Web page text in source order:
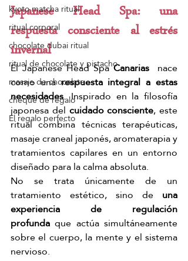
kyoto matcha ritual
ritual corporal
chocolate dubai ritual
ritual de chocolate y pistacho
masaje de chocolate
cheque de regalo
El regalo perfecto
Japanese Head Spa: una
respuesta consciente al estrés
invernal
El Japanese Head Spa Canarias
  nace
como una respuesta integral a estas
necesidades. Inspirado en la filosofía
japonesa del cuidado consciente, este
ritual combina técnicas terapéuticas,
masaje craneal japonés, aromaterapia y
tratamientos capilares en un entorno
diseñado para la calma absoluta.
No se trata únicamente de un
tratamiento estético, sino de una
experiencia de regulación
profunda que actúa simultáneamente
sobre el cuerpo, la mente y el sistema
nervioso.